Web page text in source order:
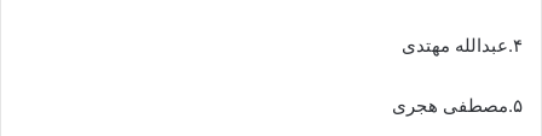
۴.عبدالله مهتدی
۵.مصطفی هجری